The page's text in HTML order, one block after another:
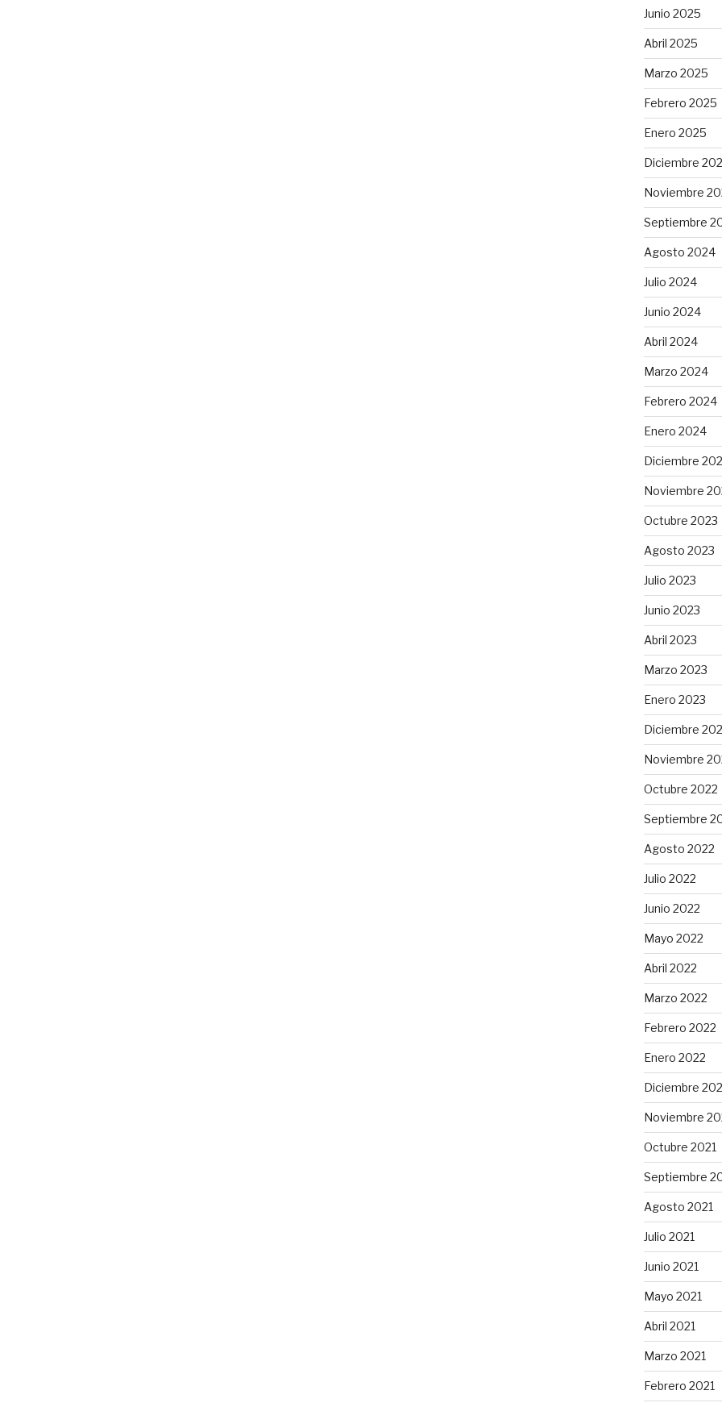
Junio 2025
Abril 2025
Marzo 2025
Febrero 2025
Enero 2025
Diciembre
Noviembre
Septiembre
Agosto 2024
Julio 2024
Junio 2024
Abril 2024
Marzo 2024
Febrero 2024
Enero 2024
Diciembre
Noviembre
Octubre 2023
Agosto 2023
Julio 2023
Junio 2023
Abril 2023
Marzo 2023
Enero 2023
Diciembre
Noviembre
Octubre 2022
Septiembre
Agosto 2022
Julio 2022
Junio 2022
Mayo 2022
Abril 2022
Marzo 2022
Febrero 2022
Enero 2022
Diciembre
Noviembre
Octubre 2021
Septiembre
Agosto 2021
Julio 2021
Junio 2021
Mayo 2021
Abril 2021
Marzo 2021
Febrero 2021